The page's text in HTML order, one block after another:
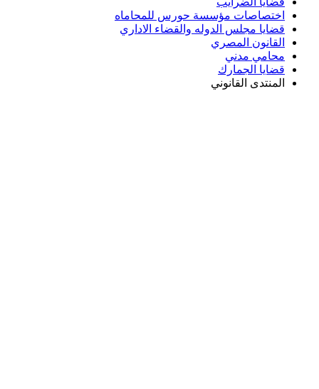
اختصاصات مؤسسة حورس للمحاماه
قضايا مجلس الدوله والقضاء الاداري
القانون المصري
محامي مدني
قضايا الجمارك
المنتدى القانوني